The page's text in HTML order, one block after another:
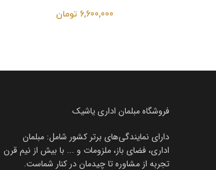
6,600,000 تومان
فروشگاه مبلمان اداری یاشیک
دارای نمایندگی‌های برتر کشور شامل: مبلمان
اداری، فضای باز، ملزومات و ... با بیش از نیم قرن
تجربه از مشاوره تا چیدمان در کنار شماست.